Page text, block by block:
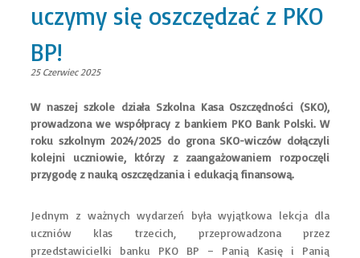
uczymy się oszczędzać z PKO
BP!
25 Czerwiec 2025
W naszej szkole działa Szkolna Kasa Oszczędności (SKO),
prowadzona we współpracy z bankiem PKO Bank Polski. W
roku szkolnym 2024/2025 do grona SKO-wiczów dołączyli
kolejni uczniowie, którzy z zaangażowaniem rozpoczęli
przygodę z nauką oszczędzania i edukacją finansową.
Jednym z ważnych wydarzeń była wyjątkowa lekcja dla
uczniów klas trzecich, przeprowadzona przez
przedstawicielki banku PKO BP – Panią Kasię i Panią